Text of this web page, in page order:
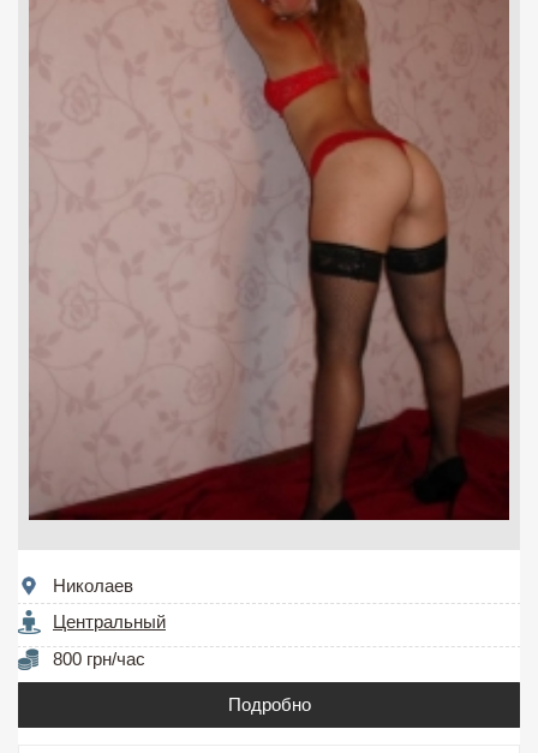
Николаев
Центральный
800 грн/час
Подробно